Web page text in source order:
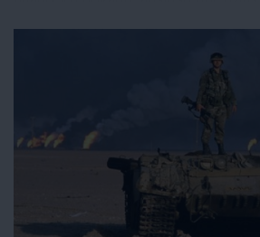
mundo - é saudável e capaz de
défice, de tal maneira que os
“reforma” admitem que não haveria
Como a seguir se demonstra nas
académico Salim Lamrani a 10
assunto, bastaria, por exemplo, que
tivessem salários iguais aos dos
houvesse um combate sério à
actual sistema de pensões estar